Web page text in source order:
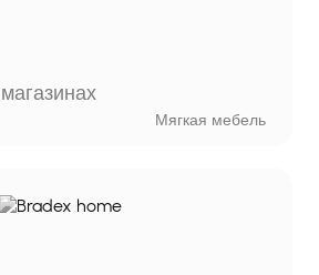
Мягкая мебель